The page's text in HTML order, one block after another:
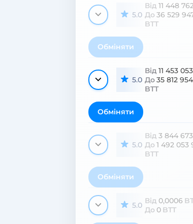
5.0
Від 11 448
До 36 529
BTT
Обміняти
5.0
Від 11 453
До35 812
BTT
Обміняти
5.0
Від 3 844
До 1 492 053
BTT
Обміняти
5.0 Від 0,0006
До 0 BTT